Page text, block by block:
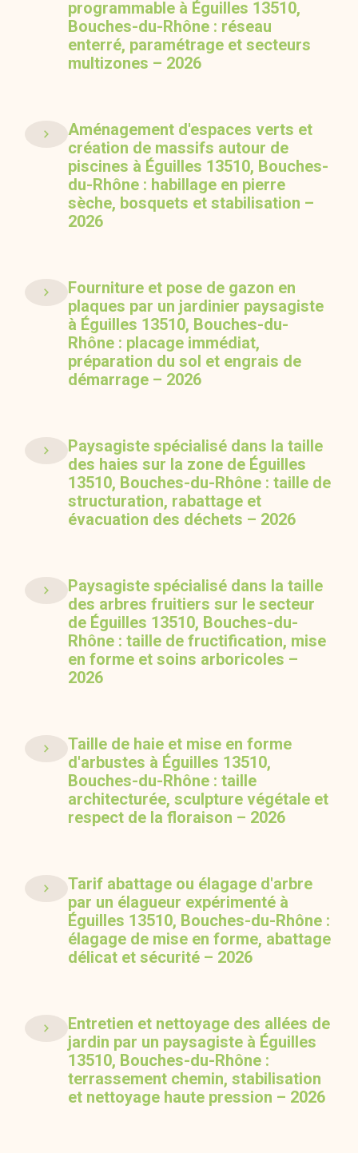
programmable à Éguilles 13510,
Bouches-du-Rhône : réseau
enterré, paramétrage et secteurs
multizones – 2026
Aménagement d'espaces verts et
création de massifs autour de
piscines à Éguilles 13510, Bouches-
du-Rhône : habillage en pierre
sèche, bosquets et stabilisation –
2026
Fourniture et pose de gazon en
plaques par un jardinier paysagiste
à Éguilles 13510, Bouches-du-
Rhône : placage immédiat,
préparation du sol et engrais de
démarrage – 2026
Paysagiste spécialisé dans la taille
des haies sur la zone de Éguilles
13510, Bouches-du-Rhône : taille de
structuration, rabattage et
évacuation des déchets – 2026
Paysagiste spécialisé dans la taille
des arbres fruitiers sur le secteur
de Éguilles 13510, Bouches-du-
Rhône : taille de fructification, mise
en forme et soins arboricoles –
2026
Taille de haie et mise en forme
d'arbustes à Éguilles 13510,
Bouches-du-Rhône : taille
architecturée, sculpture végétale et
respect de la floraison – 2026
Tarif abattage ou élagage d'arbre
par un élagueur expérimenté à
Éguilles 13510, Bouches-du-Rhône :
élagage de mise en forme, abattage
délicat et sécurité – 2026
Entretien et nettoyage des allées de
jardin par un paysagiste à Éguilles
13510, Bouches-du-Rhône :
terrassement chemin, stabilisation
et nettoyage haute pression – 2026